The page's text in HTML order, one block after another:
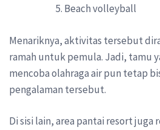
Beach volleyball
Menariknya, aktivitas tersebut
ramah untuk pemula. Jadi, tamu
mencoba olahraga air pun tetap
pengalaman tersebut.
Di sisi lain, area pantai resort juga